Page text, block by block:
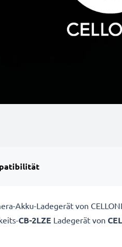
Akku-Ladegerät von
CB-2LZE Ladegerät von